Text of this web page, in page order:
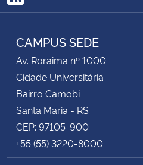
RSS
CAMPUS SEDE
Av. Roraima nº 1000
Cidade Universitária
Bairro Camobi
Santa Maria - RS
CEP: 97105-900
+55 (55) 3220-8000